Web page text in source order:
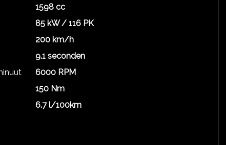
1598 cc
85 kW / 116 PK
200 km/h
9.1 seconden
6000 RPM
150 Nm
6.7 l/100km